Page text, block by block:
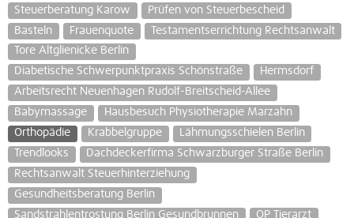
Steuerberatung Karow
Prüfen von Steuerbescheid
Basteln
Frauenquote
Testamentserrichtung Rechtsanwalt
Tore Altglienicke Berlin
Diabetische Schwerpunktpraxis Schönstraße
Hermsdorf
Arbeitsrecht Neuenhagen Rudolf-Breitscheid-Allee
Babymassage
Hausbesuch Physiotherapie Marzahn
Orthopädie
Krabbelgruppe
Lähmungsschielen Berlin
Trendlooks
Dachdeckerfirma Schwarzburger Straße Berlin
Rechtsanwalt Steuerhinterziehung
Gesundheitsberatung Berlin
Sandstrahlentrostung Berlin Gesundbrunnen
OP Tierarzt